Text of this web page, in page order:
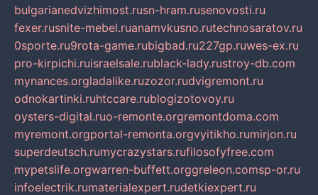
bulgarianedvizhimost.rusn-hram.rusenovosti.ru
fexer.rusnite-mebel.ruanamvkusno.rutechnosaratov.ru
0sporte.ru9rota-game.rubigbad.ru227gp.ruwes-ex.ru
pro-kirpichi.ruisraelsale.rublack-lady.rustroy-db.com
mynances.orgladalike.ruzozor.rudvigremont.ru
odnokartinki.ruhtccare.rublogizotovoy.ru
oysters-digital.ruo-remonte.orgremontdoma.com
myremont.orgportal-remonta.orgvyitikho.rumirjon.ru
superdeutsch.rumycrazystars.rufilosofyfree.com
mypetslife.orgwarren-buffett.orggreleon.comsp-or.ru
infoelectrik.rumaterialexpert.rudetkiexpert.ru